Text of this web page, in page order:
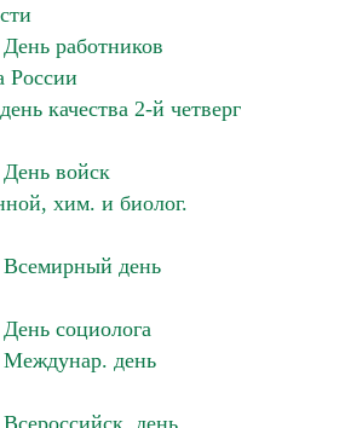
работников
России
качества 2-й четверг
войск
хим. и биолог.
Всемирный день
социолога
Междунар. день
день